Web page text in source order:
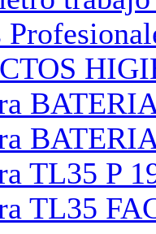
TL35 P
TL35